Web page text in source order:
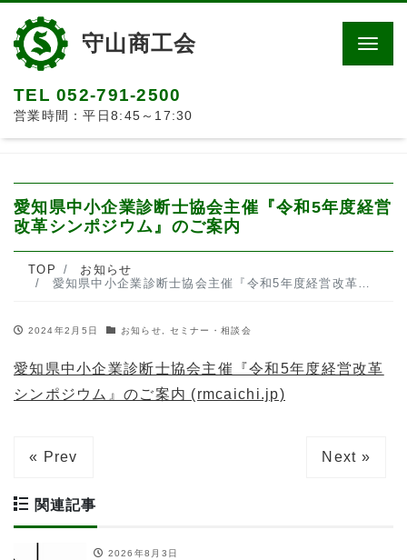
守山商工会
TEL 052-791-2500
営業時間：平日8:45～17:30
愛知県中小企業診断士協会主催『令和5年度経営
改革シンポジウム』のご案内
TOP
お知らせ
愛知県中小企業診断士協会主催『令和5年度経営改革シンポジウム』のご案内
2024年2月5日 お知らせ セミナー・相談会
愛知県中小企業診断士協会主催『令和5年度経営改革
シンポジウム』のご案内 (rmcaichi.jp)
« Prev Next »
関連記事
2026年8月3日